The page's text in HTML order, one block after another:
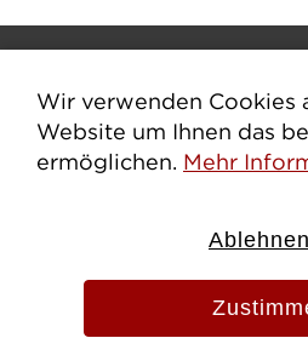
Zangmeisterstr. 13
87700 Memmingen
Wir verwenden Cookies
Website um Ihnen das
ermöglichen. Mehr
Ablehnen